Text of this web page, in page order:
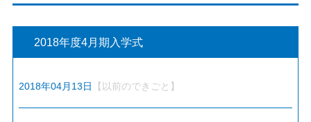
2018年度4月期入学式
2018年04月13日 【以前のできごと】